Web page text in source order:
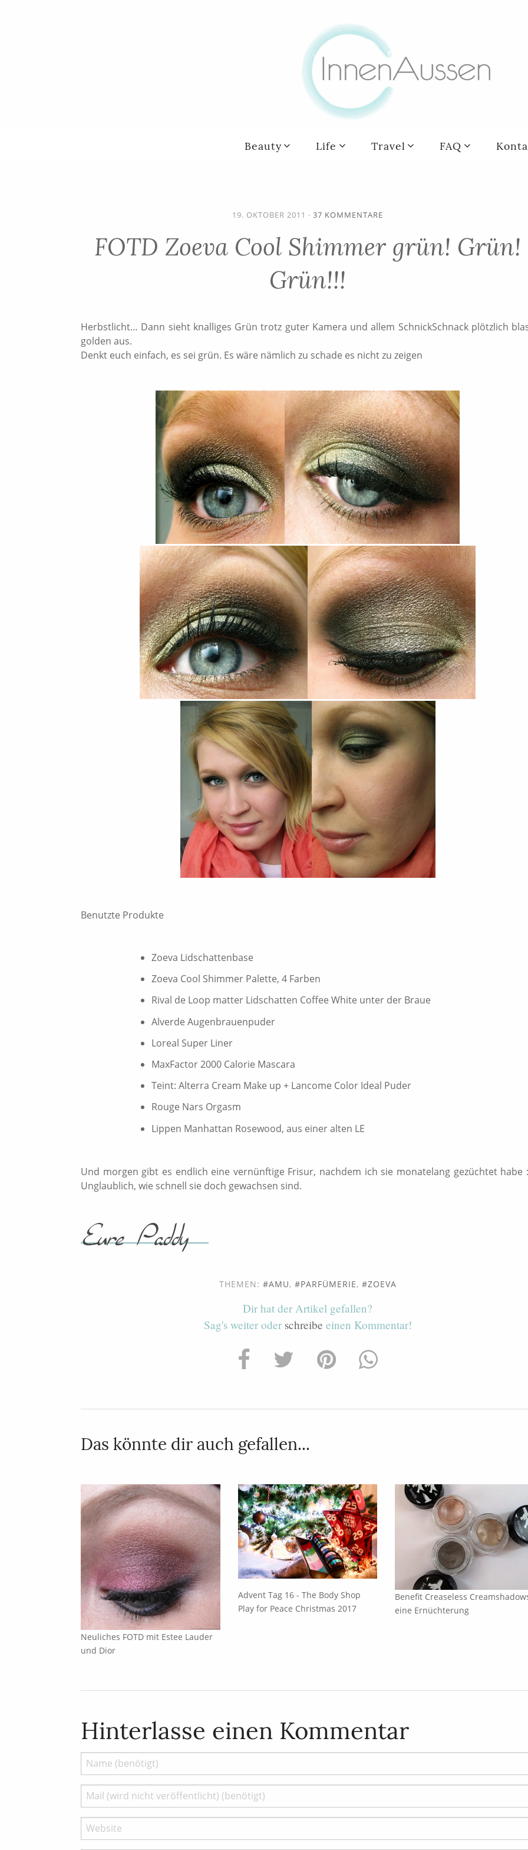
Beauty Life Travel FAQ
19. OKTOBER 2011 · 37 KOMMENTARE
FOTD Zoeva Cool Shimmer grün! Grün!
Grün!!!
Herbstlicht… Dann sieht knalliges Grün trotz guter Kamera und allem SchnickSchnack plötzlich
golden aus.
Denkt euch einfach, es sei grün. Es wäre nämlich zu schade es nicht zu zeigen
Benutzte Produkte
Zoeva Lidschattenbase
Zoeva Cool Shimmer Palette, 4 Farben
Rival de Loop matter Lidschatten Coffee White unter der Braue
Alverde Augenbrauenpuder
Loreal Super Liner
MaxFactor 2000 Calorie Mascara
Teint: Alterra Cream Make up + Lancome Color Ideal Puder
Rouge Nars Orgasm
Lippen Manhattan Rosewood, aus einer alten LE
Und morgen gibt es endlich eine vernünftige Frisur, nachdem ich sie monatelang gezüchtet habe
Unglaublich, wie schnell sie doch gewachsen sind.
THEMEN: AMU, PARFÜMERIE, ZOEVA
Dir hat der Artikel gefallen?
Sag's weiter oder schreibe einen Kommentar!
Das könnte dir auch gefallen...
Neuliches FOTD mit Estee Lauder
und Dior
Advent Tag 16 - The Body Shop
Play for Peace Christmas 2017
Benefit Creaseless
eine Ernüchterung
Hinterlasse einen Kommentar